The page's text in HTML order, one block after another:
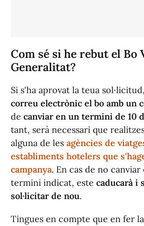
Com sé si he rebut el Bo
Generalitat?
Si s'ha aprovat la teua sol·licitud,
correu electrònic el bo amb un
de canviar en un termini de 10
tant, serà necessari que
alguna de les agències de
establiments hotelers que
campanya. En cas de no
termini indicat, este caducarà i
sol·licitar de nou.
Tingues en compte que en fer